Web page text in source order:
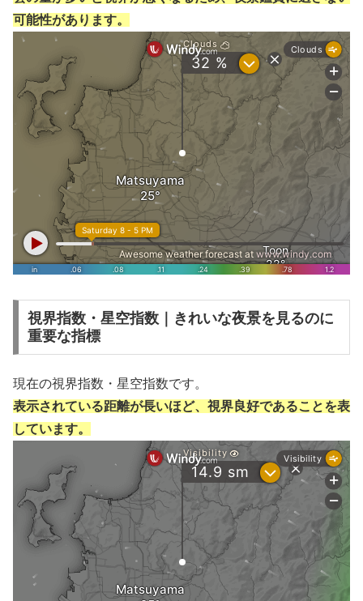
可能性があります。
視界指数・星空指数｜きれいな夜景を見るのに
重要な指標
現在の視界指数・星空指数です。
表示されている距離が長いほど、視界良好であることを表
しています。